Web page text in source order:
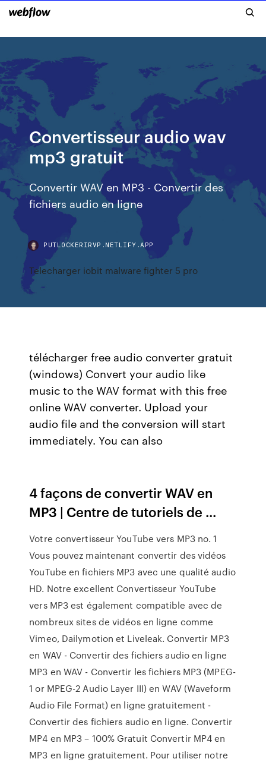
Convertisseur audio wav
mp3 gratuit
Convertir WAV en MP3 - Convertir des
fichiers audio en ligne
PUTLOCKERIRVP.NETLIFY.APP
Telecharger iobit malware fighter 5 pro
télécharger free audio converter gratuit
(windows) Convert your audio like
music to the WAV format with this free
online WAV converter. Upload your
audio file and the conversion will start
immediately. You can also
4 façons de convertir WAV en
MP3 | Centre de tutoriels de ...
Votre convertisseur YouTube vers MP3 no. 1
Vous pouvez maintenant convertir des vidéos
YouTube en fichiers MP3 avec une qualité audio
HD. Notre excellent Convertisseur YouTube
vers MP3 est également compatible avec de
nombreux sites de vidéos en ligne comme
Vimeo, Dailymotion et Liveleak. Convertir MP3
en WAV - Convertir des fichiers audio en ligne
MP3 en WAV - Convertir les fichiers MP3 (MPEG-
1 or MPEG-2 Audio Layer III) en WAV (Waveform
Audio File Format) en ligne gratuitement -
Convertir des fichiers audio en ligne. Convertir
MP4 en MP3 – 100% Gratuit Convertir MP4 en
MP3 en ligne gratuitement. Pour utiliser notre